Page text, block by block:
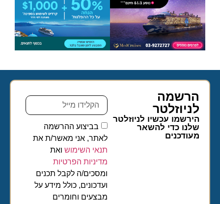
הרשמה
לניוזלטר​
הירשמו עכשיו לניוזלטר
שלנו כדי להשאר
מעודכנים
בביצוע ההרשמה
לאתר, אני מאשר/ת את
תנאי השימושואת
מדיניות הפרטיות
ומסכים/ה לקבל תכנים
ועדכונים, כולל מידע על
מבצעים וחומרים